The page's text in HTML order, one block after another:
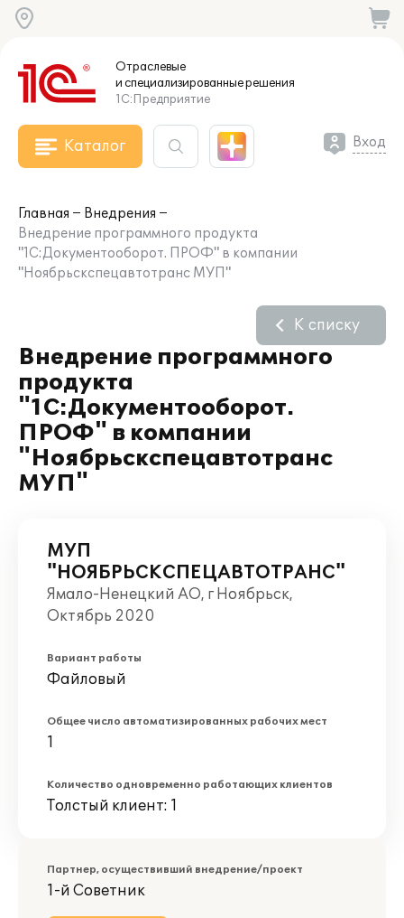
Отраслевые
и специализированныерешения
1С:Предприятие
Каталог Вход
Главная
Внедрения
Внедрение программного продукта
"1С:Документооборот. ПРОФ" в компании
"Ноябрьскспецавтотранс МУП"
Внедрение программного
продукта
"1С:Документооборот.
ПРОФ" в компании
"Ноябрьскспецавтотранс
МУП"
К списку
МУП
"НОЯБРЬСКСПЕЦАВТОТРАНС"
Ямало-Ненецкий АО, г Ноябрьск,
Октябрь 2020
Вариант работы
Файловый
Общее число автоматизированных рабочих мест
1
Количество одновременно работающих клиентов
Толстый клиент: 1
Партнер, осуществивший внедрение/проект
1-й Советник